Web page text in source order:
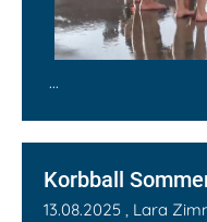
...
Korbball
13.08.2025 , Lara